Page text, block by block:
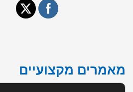
מאמרים מקצועיים